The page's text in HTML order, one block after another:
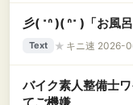
彡( ˶ᐢ )( ᐢ˶ )「お風
Text ★ キニ速 2026-
バイク素人整備士